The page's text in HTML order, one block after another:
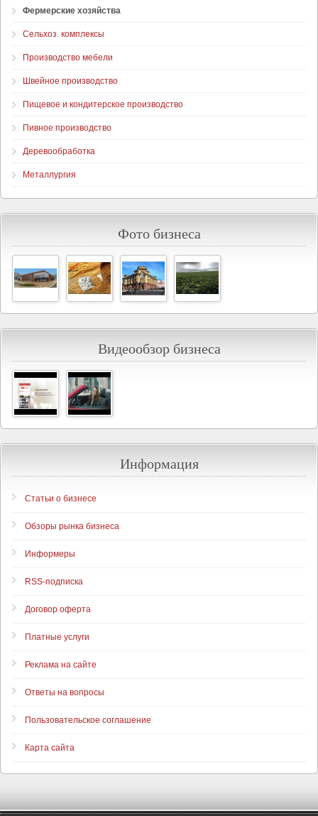
Фермерские хозяйства
Сельхоз. комплексы
Производство мебели
Швейное производство
Пищевое и кондитерское производство
Пивное производство
Деревообработка
Металлургия
Фото бизнеса
Видеообзор бизнеса
Информация
Статьи о бизнесе
Обзоры рынка бизнеса
Информеры
RSS-подписка
Договор оферта
Платные услуги
Реклама на сайте
Ответы на вопросы
Пользовательское соглашение
Карта сайта